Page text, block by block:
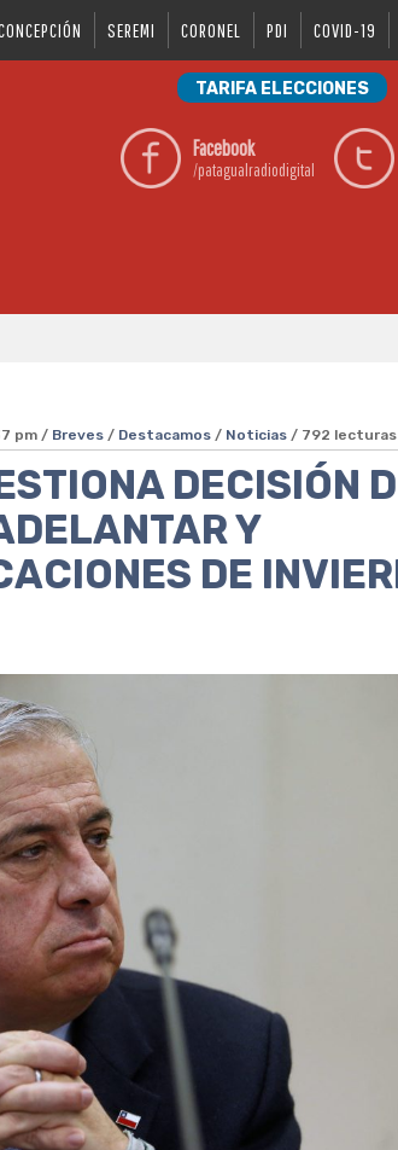
SEREMI CORONEL PDI COVID-19
TARIFA ELECCIONES
Facebook
/patagualradiodigital
pm / Breves / Destacamos / Noticias / 792 lecturas
DECISIÓN
Y
DE